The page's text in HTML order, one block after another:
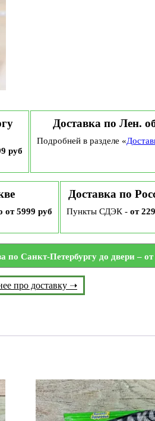
руб
Доставка по Лен.
Подробней в разделе «
от 5999 руб
Доставка по
Пункты СДЭК - от
по Санкт-Петербургу до двери – от
про доставку ➝